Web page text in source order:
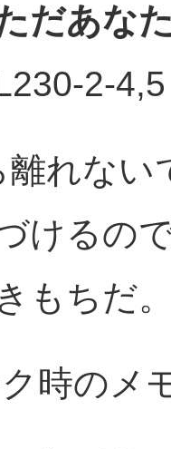
だあな
2-
離れな
けるの
もちだ
時のメ